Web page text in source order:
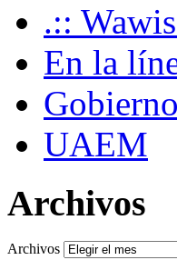
.::
En la
UAEM
Archivos
Archivos